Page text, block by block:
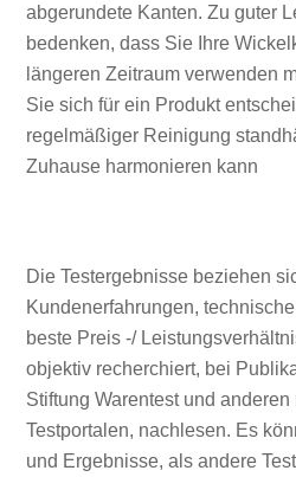
abgerundete Kanten. Zu guter
bedenken, dass Sie Ihre
längeren Zeitraum verwenden
Sie sich für ein Produkt
regelmäßiger Reinigung
Zuhause harmonieren kann
Die Testergebnisse beziehen
Kundenerfahrungen,
beste Preis -/
objektiv recherchiert, bei
Stiftung Warentest und anderen
Testportalen, nachlesen. Es
und Ergebnisse, als andere